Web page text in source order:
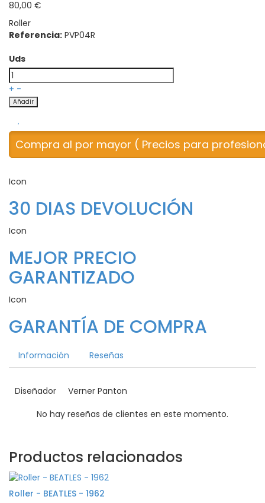
80,00 €
Roller
Referencia: PVP04R
Uds
+ -
Añadir
Compra al por mayor ( Precios para
Icon
30 DIAS DEVOLUCIÓN
Icon
MEJOR PRECIO
GARANTIZADO
Icon
GARANTÍA DE COMPRA
Información Reseñas
Diseñador
Verner Panton
No hay reseñas de clientes en este momento.
Productos relacionados
Roller - BEATLES - 1962